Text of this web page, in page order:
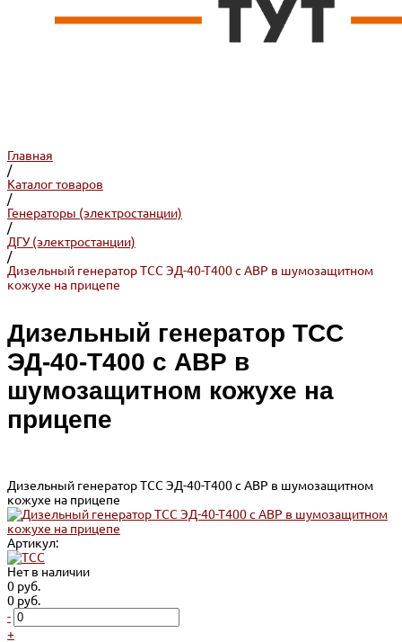
Главная
/
Каталог товаров
/
Генераторы (электростанции)
/
ДГУ (электростанции)
/
Дизельный генератор ТСС ЭД-40-Т400 с АВР в шумозащитном
кожухе на прицепе
Дизельный генератор ТСС
ЭД-40-Т400 с АВР в
шумозащитном кожухе на
прицепе
Дизельный генератор ТСС ЭД-40-Т400 с АВР в шумозащитном
кожухе на прицепе
Артикул:
Нет в наличии
0 руб.
0 руб.
-
+